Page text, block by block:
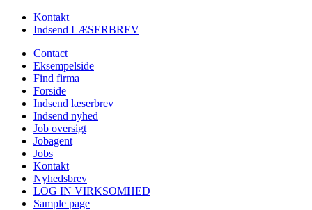
Kontakt
Indsend LÆSERBREV
Contact
Eksempelside
Find firma
Forside
Indsend læserbrev
Indsend nyhed
Job oversigt
Jobagent
Jobs
Kontakt
Nyhedsbrev
LOG IN VIRKSOMHED
Sample page